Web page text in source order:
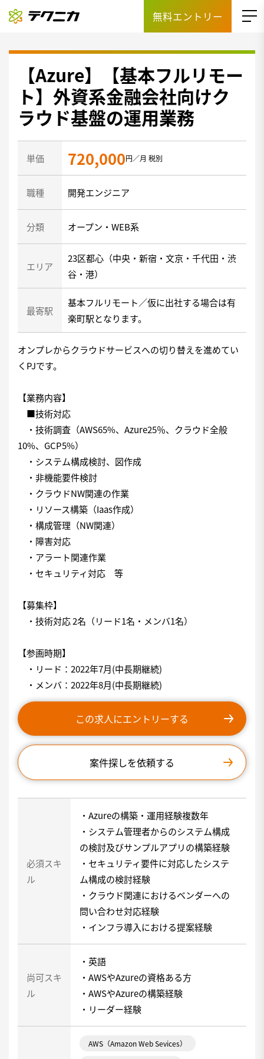
無料エントリー
【Azure】【基本フルリモー
ト】外資系金融会社向けク
ラウド基盤の運用業務
単価 720,000円／月 税別
職種 開発エンジニア
分類 オープン・WEB系
エリア
23区都心（中央・新宿・文京・千代田・渋
谷・港）
最寄駅
基本フルリモート／仮に出社する場合は有
楽町駅となります。
オンプレからクラウドサービスへの切り替えを進めてい
くPJです。
【業務内容】
■技術対応
・技術調査（AWS65%、Azure25％、クラウド全般
10%、GCP5%）
・システム構成検討、図作成
・非機能要件検討
・クラウドNW関連の作業
・リソース構築（Iaas作成）
・構成管理（NW関連）
・障害対応
・アラート関連作業
・セキュリティ対応 等
【募集枠】
・技術対応 2名（リード1名・メンバ1名）
【参画時期】
・リード：2022年7月(中長期継続)
・メンバ：2022年8月(中長期継続)
この求人にエントリーする
案件探しを依頼する
必須スキ
ル
・Azureの構築・運用経験複数年
・システム管理者からのシステム構成
の検討及びサンプルアプリの構築経験
・セキュリティ要件に対応したシステ
ム構成の検討経験
・クラウド関連におけるベンダーへの
問い合わせ対応経験
・インフラ導入における提案経験
尚可スキ
ル
・英語
・AWSやAzureの資格ある方
・AWSやAzureの構築経験
・リーダー経験
AWS（Amazon Web Sevices）